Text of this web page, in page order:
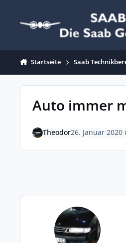
Startseite Saab
Auto immer
Theodor26. Januar 2020